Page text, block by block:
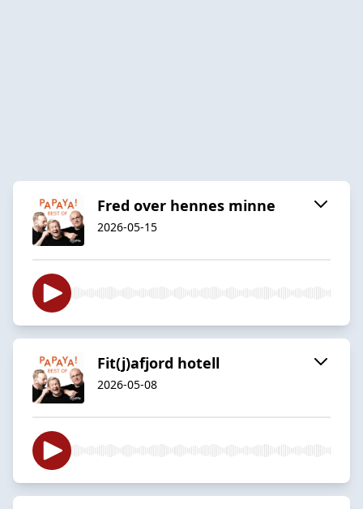
Fred over hennes minne
2026-05-15
Fit(j)afjord hotell
2026-05-08